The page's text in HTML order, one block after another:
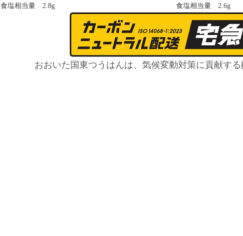
食塩相当量 2.8g 食塩相当量 2.6g
おおいた国東つうはんは、気候変動対策に貢献する